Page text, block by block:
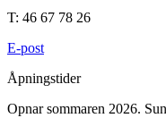
T: 46 67 78 26
E-post
Åpningstider
Opnar sommaren 2026.